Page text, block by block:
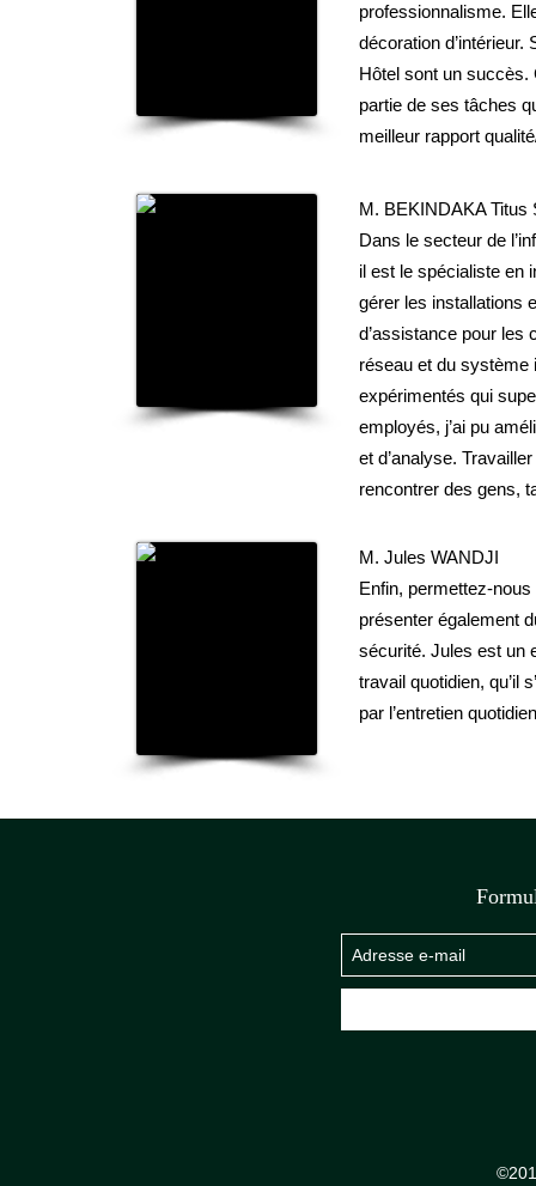
professionnalisme.
décoration
Hôtel sont un succès.
partie de ses tâches
meilleur rapport
M. BEKINDAKA Titus
Dans le secteur de
il est le spécialiste en
gérer les installations
d’assistance pour les
réseau et du
expérimentés qui
employés, j’ai pu
et d’analyse.
rencontrer des gens,
M. Jules WANDJI
Enfin, permettez-
présenter également
sécurité. Jules est un
travail quotidien, qu’il
par l’entretien